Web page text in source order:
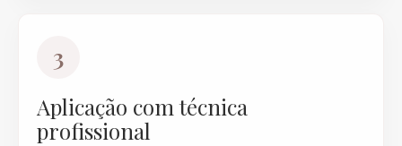
3
Aplicação com técnica
profissional